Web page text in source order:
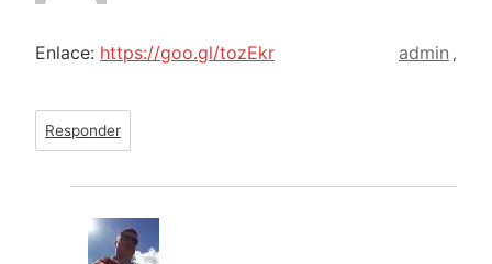
admin ,
Enlace: https://goo.gl/tozEkr
Responder